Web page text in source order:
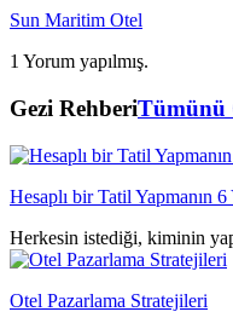
Sun Maritim Otel
1 Yorum yapılmış.
Gezi RehberiTümünü
Hesaplı bir Tatil Yapmanın 6
Herkesin istediği, kiminin
Otel Pazarlama Stratejileri